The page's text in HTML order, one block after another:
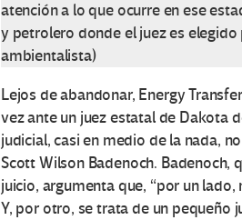
atención a lo que ocurre en ese
y petrolero donde el juez es
ambientalista)
Lejos de abandonar, Energy
vez ante un juez estatal de Dakota
judicial, casi en medio de la nada,
Scott Wilson Badenoch. Badenoch,
juicio, argumenta que, “por un
Y, por otro, se trata de un pequeño